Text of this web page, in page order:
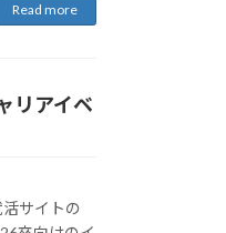
Read more
リアイベ
サイトの